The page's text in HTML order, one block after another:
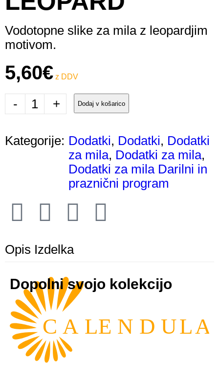
Vodotopne slike za mila z leopardjim
motivom.
5,60€
- + Dodaj v košarico
Kategorije: Dodatki, Dodatki, Dodatki
za mila, Dodatki za mila,
Dodatki za mila Darilni in
praznični program
Opis Izdelka
Dopolni svojo kolekcijo